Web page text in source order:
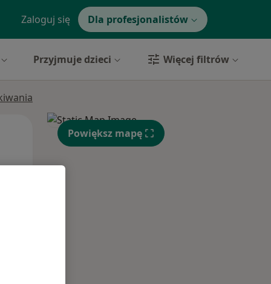
Zaloguj się Dla profesjonalistów
Przyjmuje dzieci Więcej filtrów
Wt, Śr,
Powiększ mapę